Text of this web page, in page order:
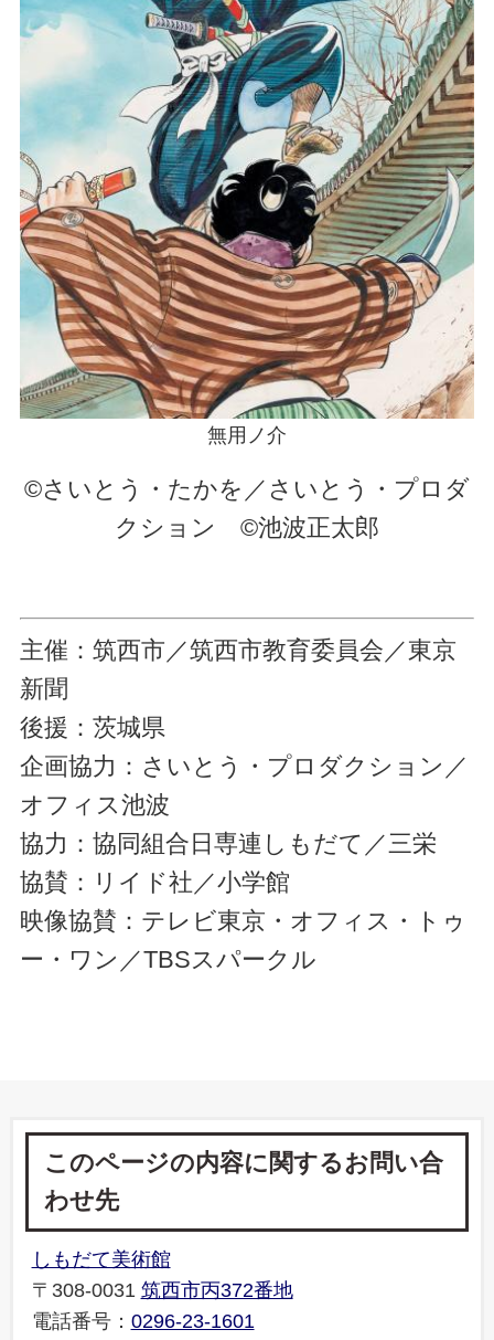
無用ノ介
©さいとう・たかを／さいとう・プロダ
クション ©池波正太郎
主催：筑西市／筑西市教育委員会／東京
新聞
後援：茨城県
企画協力：さいとう・プロダクション／
オフィス池波
協力：協同組合日専連しもだて／三栄
協賛：リイド社／小学館
映像協賛：テレビ東京・オフィス・トゥ
ー・ワン／TBSスパークル
このページの内容に関するお問い合
わせ先
しもだて美術館
〒308-0031 筑西市丙372番地
電話番号： 0296-23-1601